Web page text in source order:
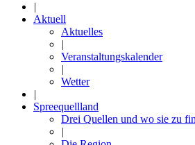
|
Aktuell
Aktuelles
|
Veranstaltungskalender
|
Wetter
|
Spreequellland
Drei Quellen und wo sie zu
|